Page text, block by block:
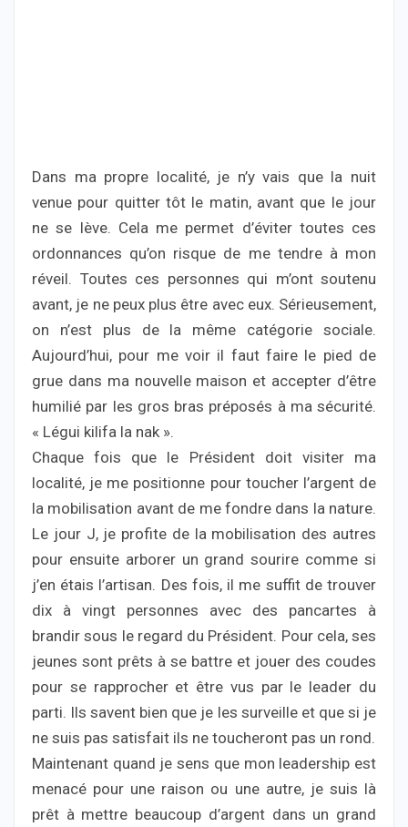
Dans ma propre localité, je n’y vais que la nuit
venue pour quitter tôt le matin, avant que le jour
ne se lève. Cela me permet d’éviter toutes ces
ordonnances qu’on risque de me tendre à mon
réveil. Toutes ces personnes qui m’ont soutenu
avant, je ne peux plus être avec eux. Sérieusement,
on n’est plus de la même catégorie sociale.
Aujourd’hui, pour me voir il faut faire le pied de
grue dans ma nouvelle maison et accepter d’être
humilié par les gros bras préposés à ma sécurité.
« Légui kilifa la nak ».
Chaque fois que le Président doit visiter ma
localité, je me positionne pour toucher l’argent de
la mobilisation avant de me fondre dans la nature.
Le jour J, je profite de la mobilisation des autres
pour ensuite arborer un grand sourire comme si
j’en étais l’artisan. Des fois, il me suffit de trouver
dix à vingt personnes avec des pancartes à
brandir sous le regard du Président. Pour cela, ses
jeunes sont prêts à se battre et jouer des coudes
pour se rapprocher et être vus par le leader du
parti. Ils savent bien que je les surveille et que si je
ne suis pas satisfait ils ne toucheront pas un rond.
Maintenant quand je sens que mon leadership est
menacé pour une raison ou une autre, je suis là
prêt à mettre beaucoup d’argent dans un grand